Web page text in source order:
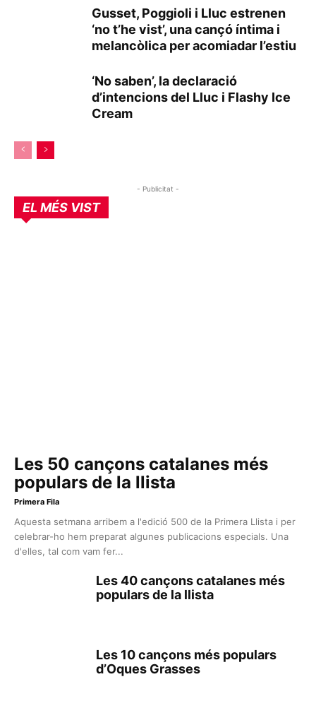
Gusset, Poggioli i Lluc estrenen
‘no t’he vist’, una cançó íntima i
melancòlica per acomiadar l’estiu
‘No saben’, la declaració
d’intencions del Lluc i Flashy Ice
Cream
- Publicitat -
EL MÉS VIST
Les 50 cançons catalanes més
populars de la llista
Primera Fila
Aquesta setmana arribem a l'edició 500 de la Primera Llista i per
celebrar-ho hem preparat algunes publicacions especials. Una
d'elles, tal com vam fer...
Les 40 cançons catalanes més
populars de la llista
Les 10 cançons més populars
d’Oques Grasses